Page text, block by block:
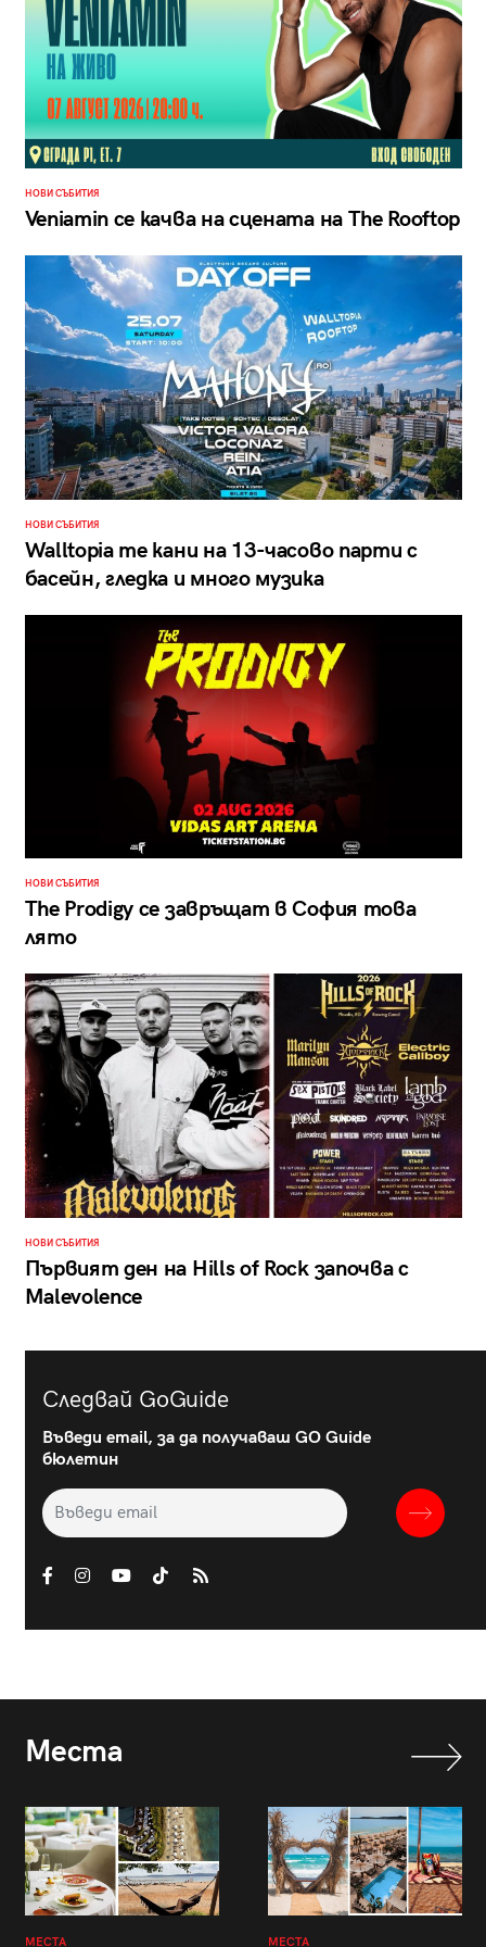
НОВИ СЪБИТИЯ
Veniamin се качва на сцената на The Rooftop
НОВИ СЪБИТИЯ
Walltopia те кани на 13-часово парти с
басейн, гледка и много музика
НОВИ СЪБИТИЯ
The Prodigy се завръщат в София това
лято
НОВИ СЪБИТИЯ
Първият ден на Hills of Rock започва с
Malevolence
Следвай GoGuide
Въведи email, за да получаваш GO Guide
бюлетин
Места
МЕСТА МЕСТА